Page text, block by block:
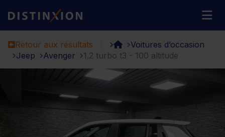
Distinxion
Retour aux résultats
Voitures d’occasion
Jeep
Avenger 1.2 turbo t3 - 100 altitude